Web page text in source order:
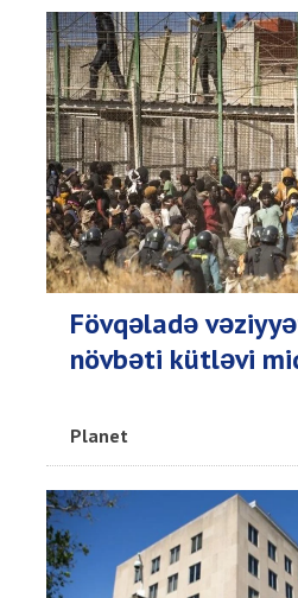
Fövqəladə
növbəti kütləvi
Planet